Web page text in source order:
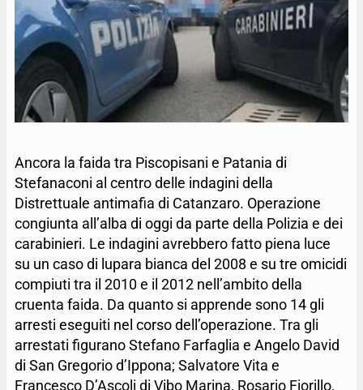
Ancora la faida tra Piscopisani e Patania di
Stefanaconi al centro delle indagini della
Distrettuale antimafia di Catanzaro. Operazione
congiunta all’alba di oggi da parte della Polizia e dei
carabinieri. Le indagini avrebbero fatto piena luce
su un caso di lupara bianca del 2008 e su tre omicidi
compiuti tra il 2010 e il 2012 nell’ambito della
cruenta faida. Da quanto si apprende sono 14 gli
arresti eseguiti nel corso dell’operazione. Tra gli
arrestati figurano Stefano Farfaglia e Angelo David
di San Gregorio d’Ippona; Salvatore Vita e
Francesco D’Ascoli di Vibo Marina, Rosario Fiorillo,